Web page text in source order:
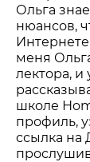
Ольга
нюансов,
меня
лектора, и
школе
профиль,
ссылка на